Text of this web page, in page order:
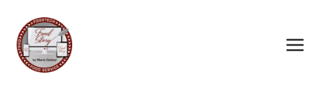
contenido